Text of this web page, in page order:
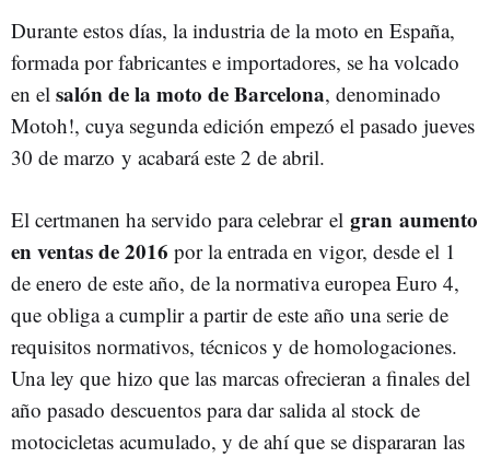
Durante estos días, la industria de la moto en España,
formada por fabricantes e importadores, se ha volcado
en el salón de la moto de Barcelona, denominado
Motoh!, cuya segunda edición empezó el pasado jueves
30 de marzo y acabará este 2 de abril.
El certmanen ha servido para celebrar el gran aumento
en ventas de 2016 por la entrada en vigor, desde el 1
de enero de este año, de la normativa europea Euro 4,
que obliga a cumplir a partir de este año una serie de
requisitos normativos, técnicos y de homologaciones.
Una ley que hizo que las marcas ofrecieran a finales del
año pasado descuentos para dar salida al stock de
motocicletas acumulado, y de ahí que se dispararan las